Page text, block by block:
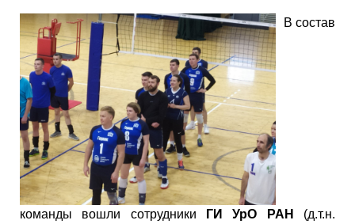
В состав
команды вошли сотрудники ГИ УрО РАН
(д.т.н.